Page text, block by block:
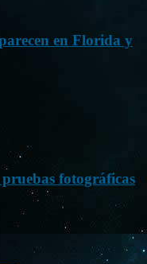
en Florida y
fotográficas